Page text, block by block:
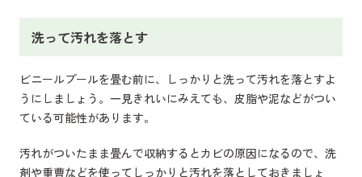
洗って汚れを落とす
ビニールプールを畳む前に、しっかりと洗って汚れを落とすよ
うにしましょう。一見きれいにみえても、皮脂や泥などがつい
ている可能性があります。
汚れがついたまま畳んで収納するとカビの原因になるので、洗
剤や重曹などを使ってしっかりと汚れを落としておきましょ